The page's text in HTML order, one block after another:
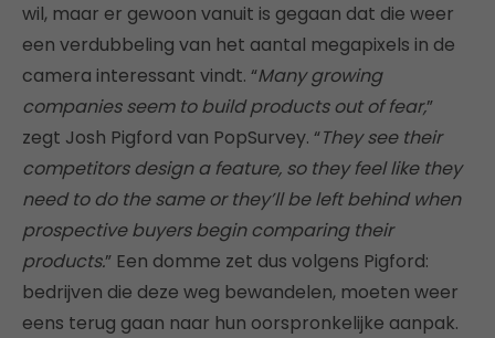
wil, maar er gewoon vanuit is gegaan dat die weer
een verdubbeling van het aantal megapixels in de
camera interessant vindt. “Many growing
companies seem to build products out of fear,”
zegt Josh Pigford van PopSurvey. “They see their
competitors design a feature, so they feel like they
need to do the same or they’ll be left behind when
prospective buyers begin comparing their
products.” Een domme zet dus volgens Pigford:
bedrijven die deze weg bewandelen, moeten weer
eens terug gaan naar hun oorspronkelijke aanpak.